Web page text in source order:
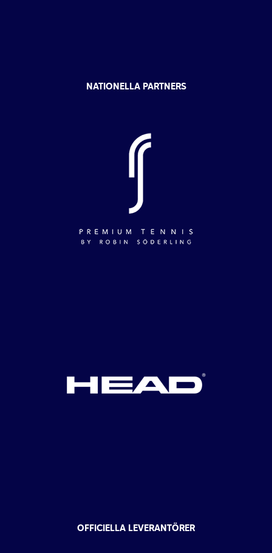
NATIONELLA PARTNERS
OFFICIELLA LEVERANTÖRER